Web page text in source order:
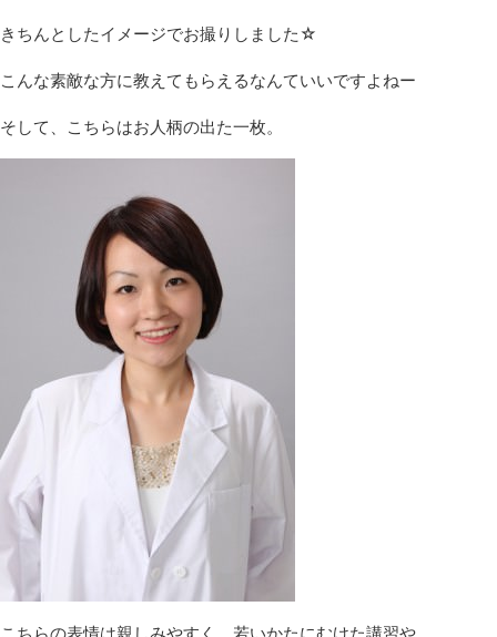
きちんとしたイメージでお撮りしました☆
こんな素敵な方に教えてもらえるなんていいですよねー
そして、こちらはお人柄の出た一枚。